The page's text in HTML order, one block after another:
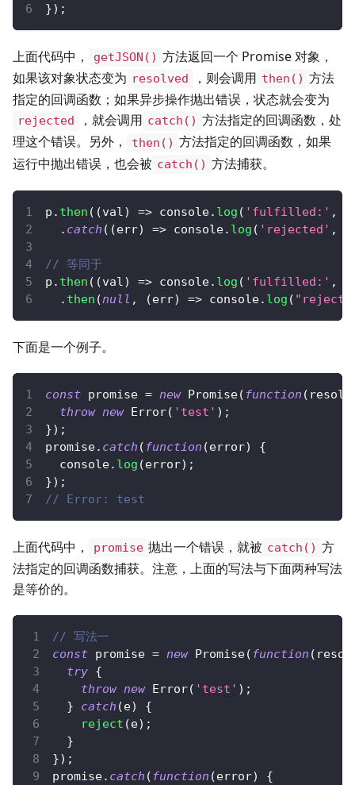
}) ;
上面代码中， getJSON() 方法返回一个 Promise 对象，
如果该对象状态变为 resolved ，则会调用 then() 方法
指定的回调函数；如果异步操作抛出错误，状态就会变为
rejected ，就会调用 catch() 方法指定的回调函数，处
理这个错误。另外，
then() 方法指定的回调函数，如果
运行中抛出错误，也会被 catch() 方法捕获。
p . then ( (val) => console. log ( 'fulfilled:' ,
. catch ( (err) => console. log ( 'rejected' ,
// 等同于
p . then ( (val) => console. log ( 'fulfilled:' ,
. then (null , (err) => console. log (
下面是一个例子。
const promise = new Promise( function (
throw new Error( 'test' ) ;
}) ;
promise. catch ( function (error)
{
console. log (error) ;
}) ;
// Error: test
上面代码中， promise 抛出一个错误，就被 catch() 方
法指定的回调函数捕获。注意，上面的写法与下面两种写法
是等价的。
// 写法一
const promise = new Promise( function (
try {
throw new Error( 'test' ) ;
}
catch (e)
{
reject (e) ;
}
}) ;
promise. catch ( function (error)
{